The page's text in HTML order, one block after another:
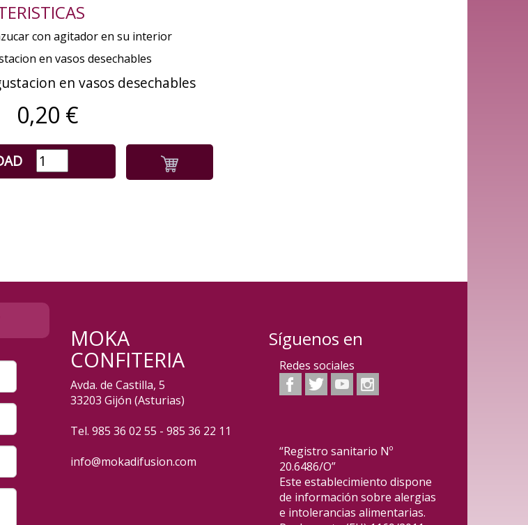
con agitador en su interior
en vasos desechables
en vasos desechables
0,20 €
MOKA
CONFITERIA
Avda. de Castilla, 5
33203 Gijón (Asturias)
Tel. 985 36 02 55 - 985 36 22 11
info@mokadifusion.com
Síguenos en
Redes sociales
“Registro sanitario Nº
20.6486/O”
Este establecimiento dispone
de información sobre alergias
e intolerancias alimentarias.